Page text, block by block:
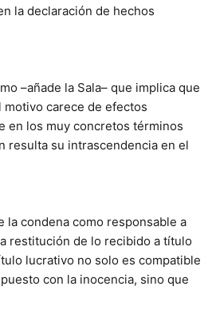
la declaración de hechos
–añade la Sala– que implica que
motivo carece de efectos
en los muy concretos términos
resulta su intrascendencia en el
la condena como responsable a
restitución de lo recibido a título
lucrativo no solo es compatible
con la inocencia, sino que